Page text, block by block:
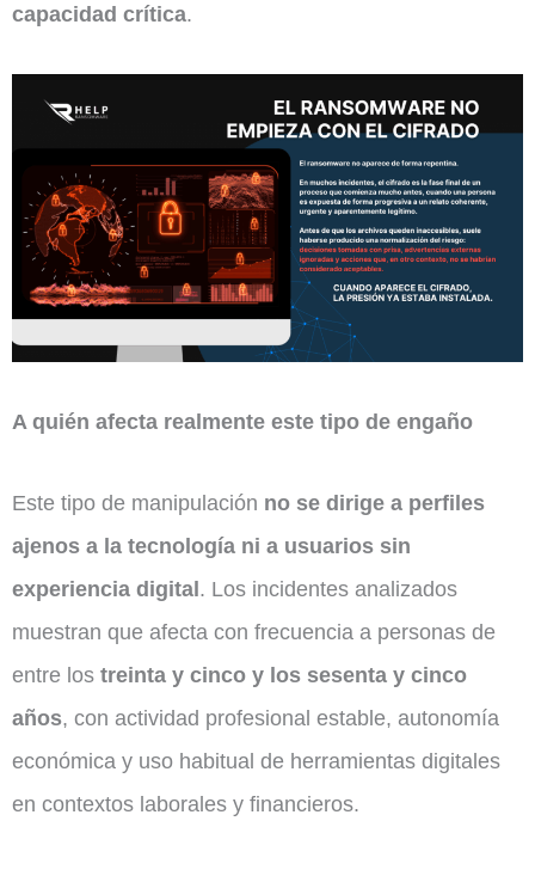
capacidad crítica.
A quién afecta realmente este tipo de engaño
Este tipo de manipulación no se dirige a perfiles
ajenos a la tecnología ni a usuarios sin
experiencia digital. Los incidentes analizados
muestran que afecta con frecuencia a personas de
entre los treinta y cinco y los sesenta y cinco
años, con actividad profesional estable, autonomía
económica y uso habitual de herramientas digitales
en contextos laborales y financieros.